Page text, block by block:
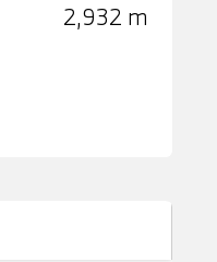
2,932 m